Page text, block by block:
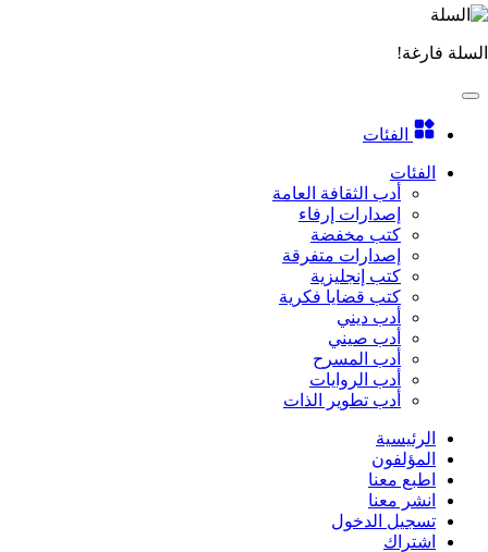
السلة فارغة!
الفئات
الفئات
أدب الثقافة العامة
إصدارات إرفاء
كتب مخفضة
إصدارات متفرقة
كتب إنجليزية
كتب قضايا فكرية
أدب ديني
أدب صيني
أدب المسرح
أدب الروايات
أدب تطوير الذات
الرئيسية
المؤلفون
اطبع معنا
انشر معنا
تسجيل الدخول
اشتراك